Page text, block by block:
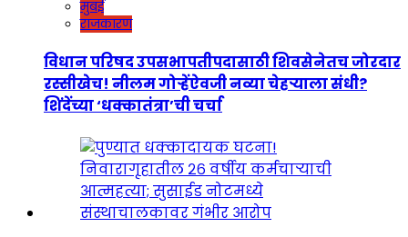
मुंबई
राजकारण
विधान परिषद उपसभापतीपदासाठी शिवसेनेतच जोरदार
रस्सीखेच! नीलम गोऱ्हेंऐवजी नव्या चेहऱ्याला संधी?
शिंदेंच्या ‘धक्कातंत्रा’ची चर्चा